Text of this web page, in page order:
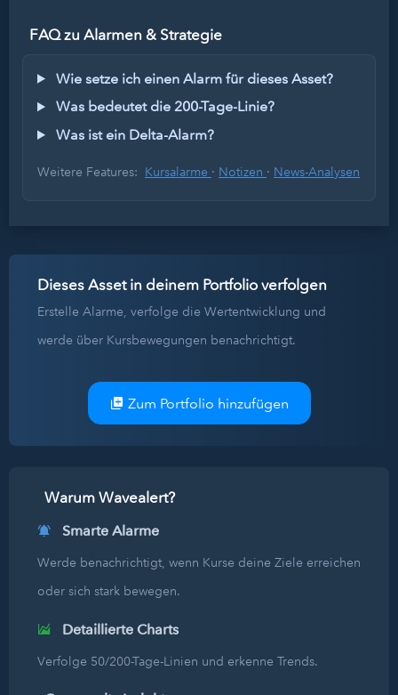
FAQ zu Alarmen & Strategie
Wie setze ich einen Alarm für dieses Asset?
Was bedeutet die 200-Tage-Linie?
Was ist ein Delta-Alarm?
Weitere Features: Kursalarme · Notizen · News-Analysen
Dieses Asset in deinem Portfolio verfolgen
Erstelle Alarme, verfolge die Wertentwicklung und
werde über Kursbewegungen benachrichtigt.
Zum Portfolio hinzufügen
Warum Wavealert?
Smarte Alarme
Werde benachrichtigt, wenn Kurse deine Ziele erreichen
oder sich stark bewegen.
Detaillierte Charts
Verfolge 50/200-Tage-Linien und erkenne Trends.